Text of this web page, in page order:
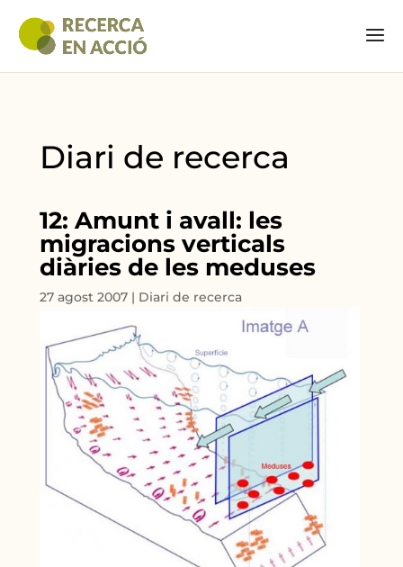
Diari de recerca
12: Amunt i avall: les
migracions verticals
diàries de les meduses
27 agost 2007 | Diari de recerca